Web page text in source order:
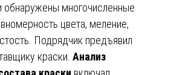
обнаружены многочисленные
цвета, меление,
Подрядчик предъявил
краски. Анализ